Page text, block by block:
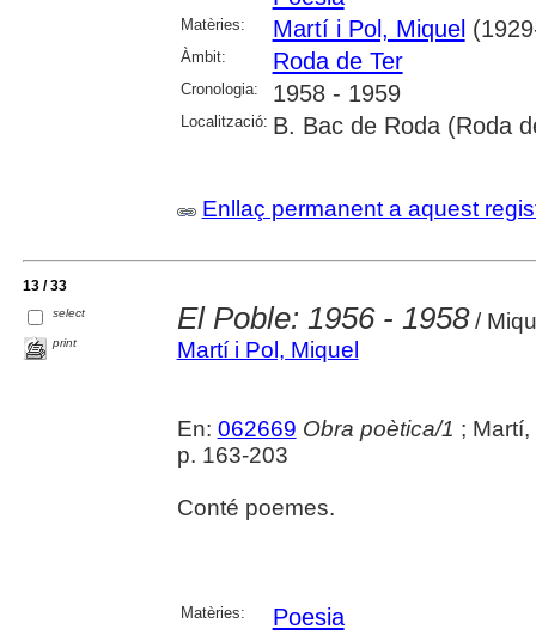
Matèries: Martí i Pol, Miquel
Àmbit: Roda de Ter
Cronologia: 1958 - 1959
Localització: B. Bac de Roda (Roda
Enllaç permanent a aquest
13 / 33
select
print
El Poble: 1956 - 1958/
Martí i Pol, Miquel
En: 062669 Obra poètica/1 ;
p. 163-203
Conté poemes.
Matèries: Poesia